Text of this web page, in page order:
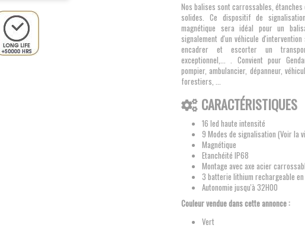
Nos balises sont carrossables,
solides. Ce dispositif de
magnétique sera idéal pour un
signalement d'un véhicule
encadrer et escorter un
exceptionnel,... . Convient pour
pompier, ambulancier, dépanneur,
forestiers, ...
CARACTÉRISTIQUES
16 led haute intensité
9 Modes de signalisation (Voir la
Magnétique
Etanchéité IP68
Montage avec axe acier
3 batterie lithium rechargeable
Autonomie jusqu'à 32H00
Couleur vendue dans cette annonce :
Vert